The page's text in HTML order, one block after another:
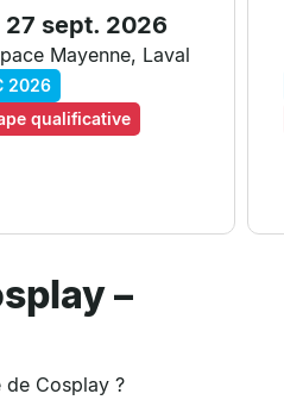
27 sept. 2026
Mayenne, Laval
2026
qualificative
–
de Cosplay ?